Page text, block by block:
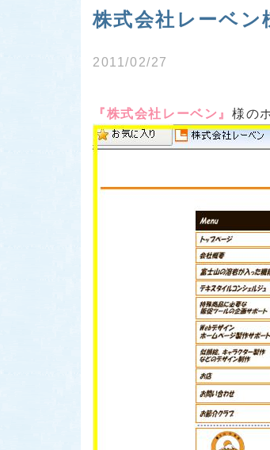
株式会社レーベン
2011/02/27
『株式会社レーベン』 様の